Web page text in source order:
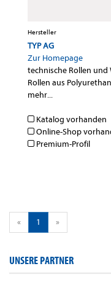
Hersteller
TYP AG
Zur Homepage
technische Rollen und
Rollen aus Polyurethan
mehr...
Katalog vorhanden
Online-Shop
Premium-Profil
« 1 »
UNSERE PARTNER